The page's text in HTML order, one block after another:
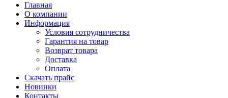
Главная
О компании
Информация
Условия сотрудничества
Гарантия на товар
Возврат товара
Доставка
Оплата
Скачать прайс
Новинки
Контакты